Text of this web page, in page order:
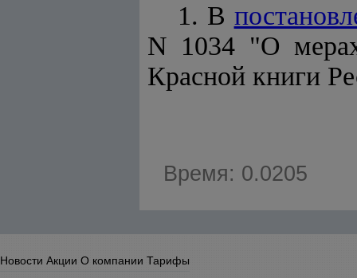
1. В
N 1034 "О мерах
Красной книги
Время: 0.0205
Новости Акции О компании Тарифы